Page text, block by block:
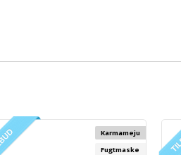
Karmameju
Fugtmaske